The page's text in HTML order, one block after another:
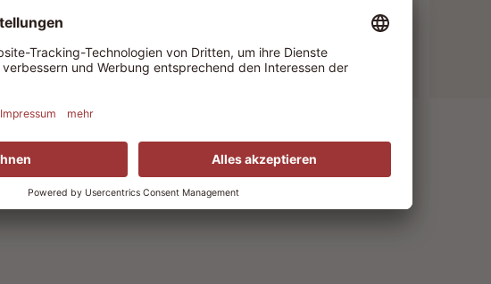
möglich) Aktionen - bitte Aushang
am Big Tipi beachten!